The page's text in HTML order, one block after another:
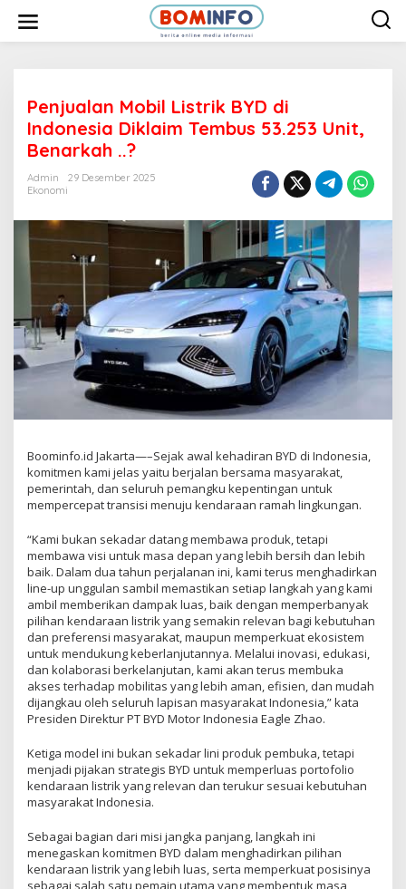
Penjualan Mobil Listrik BYD di
Indonesia Diklaim Tembus 53.253 Unit,
Benarkah ..?
Admin
29 Desember 2025
Ekonomi
Boominfo.id Jakarta—–Sejak awal kehadiran BYD di Indonesia,
komitmen kami jelas yaitu berjalan bersama masyarakat,
pemerintah, dan seluruh pemangku kepentingan untuk
mempercepat transisi menuju kendaraan ramah lingkungan.
“Kami bukan sekadar datang membawa produk, tetapi
membawa visi untuk masa depan yang lebih bersih dan lebih
baik. Dalam dua tahun perjalanan ini, kami terus menghadirkan
line-up unggulan sambil memastikan setiap langkah yang kami
ambil memberikan dampak luas, baik dengan memperbanyak
pilihan kendaraan listrik yang semakin relevan bagi kebutuhan
dan preferensi masyarakat, maupun memperkuat ekosistem
untuk mendukung keberlanjutannya. Melalui inovasi, edukasi,
dan kolaborasi berkelanjutan, kami akan terus membuka
akses terhadap mobilitas yang lebih aman, efisien, dan mudah
dijangkau oleh seluruh lapisan masyarakat Indonesia,” kata
Presiden Direktur PT BYD Motor Indonesia Eagle Zhao.
Ketiga model ini bukan sekadar lini produk pembuka, tetapi
menjadi pijakan strategis BYD untuk memperluas portofolio
kendaraan listrik yang relevan dan terukur sesuai kebutuhan
masyarakat Indonesia.
Sebagai bagian dari misi jangka panjang, langkah ini
menegaskan komitmen BYD dalam menghadirkan pilihan
kendaraan listrik yang lebih luas, serta memperkuat posisinya
sebagai salah satu pemain utama yang membentuk masa